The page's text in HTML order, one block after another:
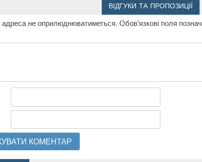
ВІДГУКИ ТА ПРОПОЗИЦІЇ
не оприлюднюватиметься. Обов’язкові поля